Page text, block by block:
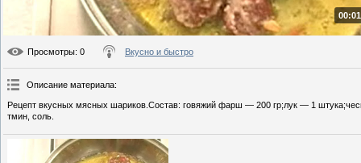
Просмотры: 0 Вкусно и быстро
Описание материала:
Рецепт вкусных мясных шариков.Состав: говяжий фарш — 200 гр;лук — 1
тмин, соль.